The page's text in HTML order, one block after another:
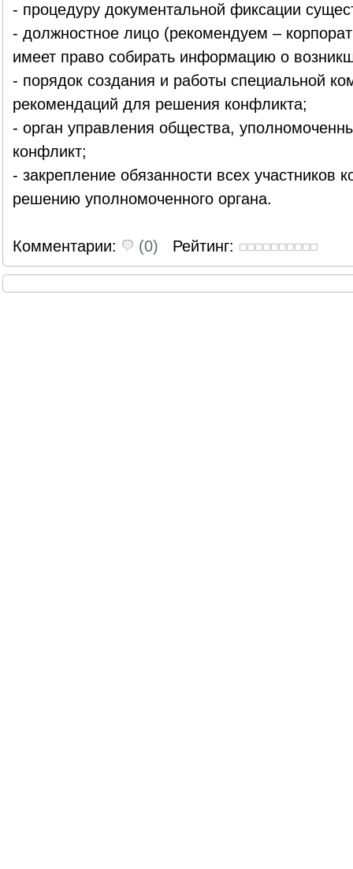
- процедуру документальной фиксации
- должностное лицо (рекомендуем –
имеет право собирать информацию о
- порядок создания и работы специальной
рекомендаций для решения конфликта;
- орган управления общества,
конфликт;
- закрепление обязанности всех участников
решению уполномоченного органа.
Комментарии: (0) Рейтинг: